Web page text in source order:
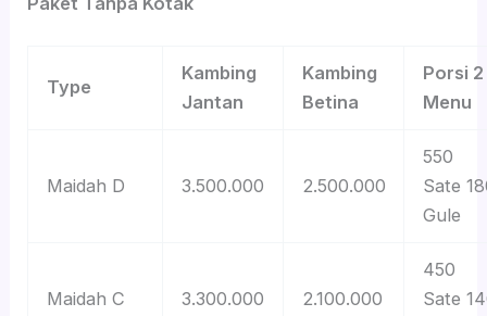
Type
Kambing
Jantan
Kambing
Betina
Porsi 2
Menu
Maidah D 3.500.000 2.500.000
550
Sate
Gule
Maidah C 3.300.000 2.100.000
450
Sate